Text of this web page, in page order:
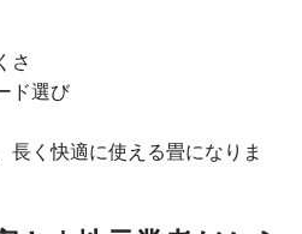
さ
ド選び
長く快適に使える畳になりま